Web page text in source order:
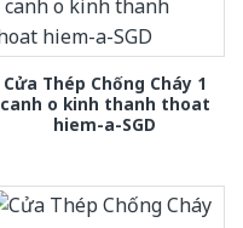
Cửa Thép Chống Cháy 1
canh o kinh thanh thoat
hiem-a-SGD